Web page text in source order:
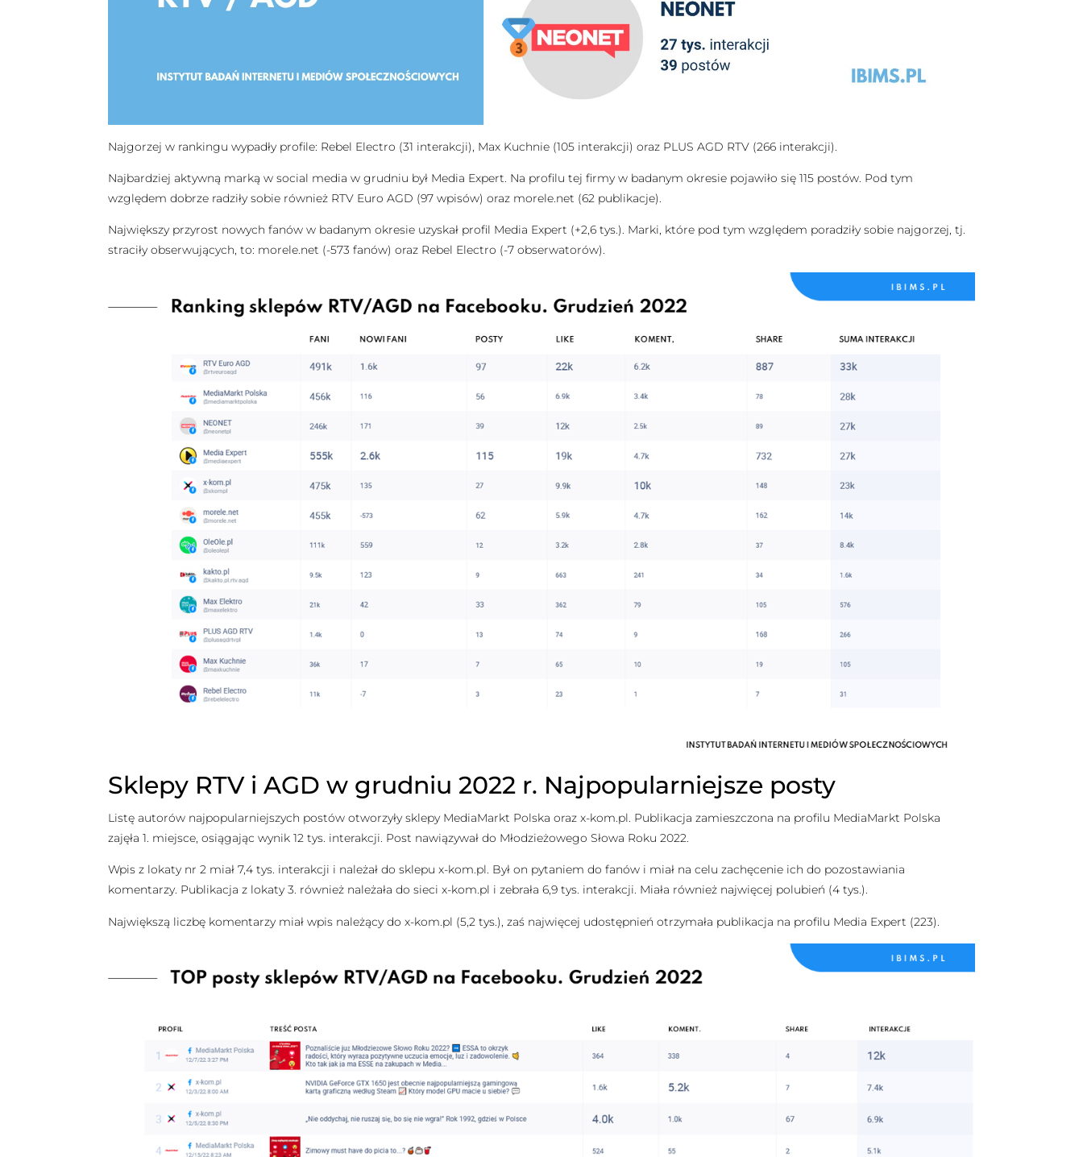
Najgorzej w rankingu wypadły profile: Rebel Electro (31 interakcji), Max Kuchnie (105 interakcji) oraz PLUS AGD RTV (266 interakcji).
Najbardziej aktywną marką w social media w grudniu był Media Expert. Na profilu tej firmy w badanym okresie pojawiło się 115 postów. Pod tym
względem dobrze radziły sobie również RTV Euro AGD (97 wpisów) oraz morele.net (62 publikacje).
Największy przyrost nowych fanów w badanym okresie uzyskał profil Media Expert (+2,6 tys.). Marki, które pod tym względem poradziły sobie najgorzej, tj.
straciły obserwujących, to: morele.net (-573 fanów) oraz Rebel Electro (-7 obserwatorów).
Sklepy RTV i AGD w grudniu 2022 r. Najpopularniejsze posty
Listę autorów najpopularniejszych postów otworzyły sklepy MediaMarkt Polska oraz x-kom.pl. Publikacja zamieszczona na profilu MediaMarkt Polska
zajęła 1. miejsce, osiągając wynik 12 tys. interakcji. Post nawiązywał do Młodzieżowego Słowa Roku 2022.
Wpis z lokaty nr 2 miał 7,4 tys. interakcji i należał do sklepu x-kom.pl. Był on pytaniem do fanów i miał na celu zachęcenie ich do pozostawiania
komentarzy. Publikacja z lokaty 3. również należała do sieci x-kom.pl i zebrała 6,9 tys. interakcji. Miała również najwięcej polubień (4 tys.).
Największą liczbę komentarzy miał wpis należący do x-kom.pl (5,2 tys.), zaś najwięcej udostępnień otrzymała publikacja na profilu Media Expert (223).